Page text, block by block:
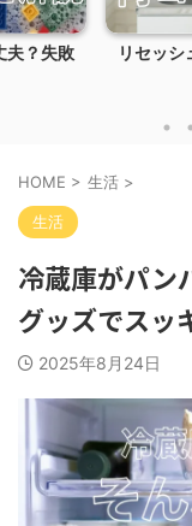
リセッシュの処分方法
HOME > 生活 >
生活
冷蔵庫がパ
グッズでスッ
2025年8月24日